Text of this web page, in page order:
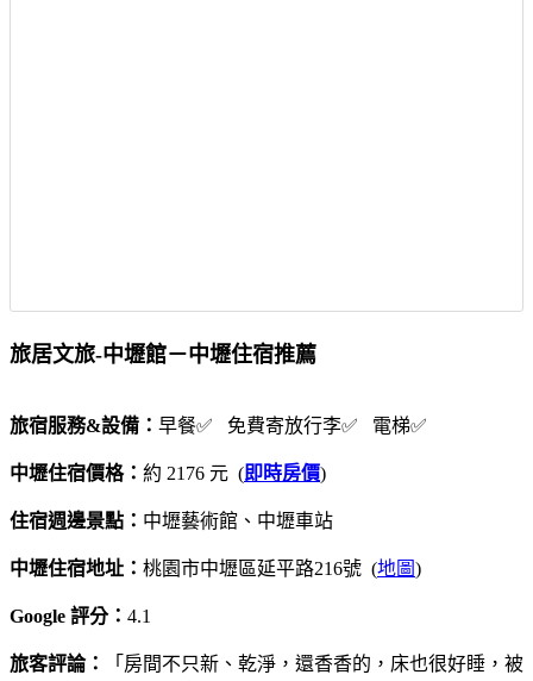
旅居文旅-中壢館－中壢住宿推薦
旅宿服務&設備： 早餐✅ 免費寄放行李✅ 電梯✅
中壢住宿價格： 約 2176 元 (即時房價)
住宿週邊景點： 中壢藝術館、中壢車站
中壢住宿地址： 桃園市中壢區延平路216號 (地圖)
Google 評分： 4.1
旅客評論：
「房間不只新、乾淨，還香香的，床也很好睡，被